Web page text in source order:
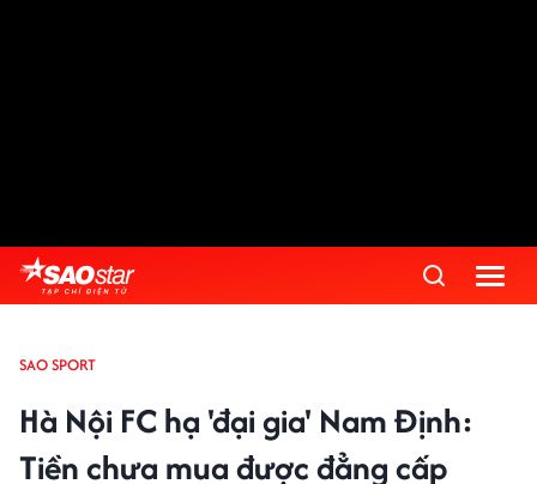
SAO SPORT
Hà Nội FC hạ 'đại gia' Nam Định:
Tiền chưa mua được đẳng cấp